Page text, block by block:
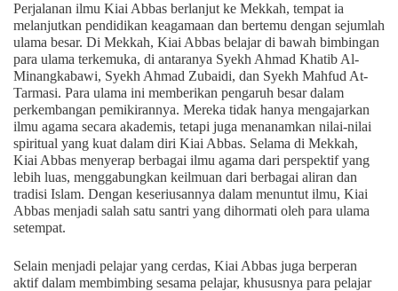
Perjalanan ilmu Kiai Abbas berlanjut ke Mekkah, tempat ia
melanjutkan pendidikan keagamaan dan bertemu dengan sejumlah
ulama besar. Di Mekkah, Kiai Abbas belajar di bawah bimbingan
para ulama terkemuka, di antaranya Syekh Ahmad Khatib Al-
Minangkabawi, Syekh Ahmad Zubaidi, dan Syekh Mahfud At-
Tarmasi. Para ulama ini memberikan pengaruh besar dalam
perkembangan pemikirannya. Mereka tidak hanya mengajarkan
ilmu agama secara akademis, tetapi juga menanamkan nilai-nilai
spiritual yang kuat dalam diri Kiai Abbas. Selama di Mekkah,
Kiai Abbas menyerap berbagai ilmu agama dari perspektif yang
lebih luas, menggabungkan keilmuan dari berbagai aliran dan
tradisi Islam. Dengan keseriusannya dalam menuntut ilmu, Kiai
Abbas menjadi salah satu santri yang dihormati oleh para ulama
setempat.
Selain menjadi pelajar yang cerdas, Kiai Abbas juga berperan
aktif dalam membimbing sesama pelajar, khususnya para pelajar